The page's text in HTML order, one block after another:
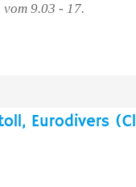
9.03 - 17.
Eurodivers